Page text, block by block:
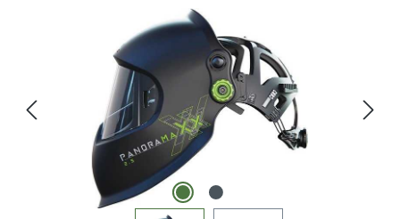
Bildergalerie überspringen